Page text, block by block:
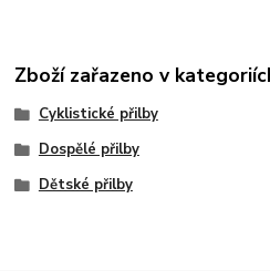
Zboží zařazeno v
Cyklistické přilby
Dospělé přilby
Dětské přilby